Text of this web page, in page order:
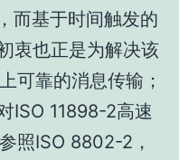
而基于时间触发的
衷也正是为解决该
可靠的消息传输；
ISO 11898-2高速
照ISO 8802-2，